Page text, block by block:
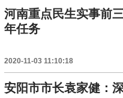
河南重点民生实事前
年任务
2020-11-03 11:10:18
安阳市市长袁家健：